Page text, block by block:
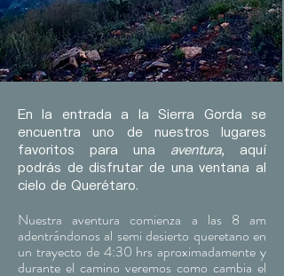
En la entrada a la Sierra Gorda se
encuentra uno de nuestros lugares
favoritos para una aventura, aquí
podrás de disfrutar de una ventana al
cielo de Querétaro.
Nuestra aventura comienza a las 8 am
adentrándonosal semi desierto queretano en
un trayecto de 4:30 hrs aproximadamente y
durante el camino veremos como cambia el